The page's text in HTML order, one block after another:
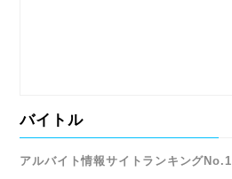
バイトル
アルバイト情報サイトランキングNo.1